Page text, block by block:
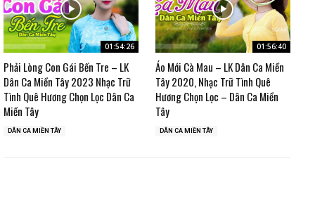
01:54:26
Phải Lòng Con Gái Bến Tre – LK
Dân Ca Miền Tây 2023 Nhạc Trữ
Tình Quê Hương Chọn Lọc Dân Ca
Miền Tây
DÂN CA MIỀN TÂY
01:56:40
Áo Mới Cà Mau – LK Dân Ca Miền
Tây 2020, Nhạc Trữ Tình Quê
Hương Chọn Lọc – Dân Ca Miền
Tây
DÂN CA MIỀN TÂY